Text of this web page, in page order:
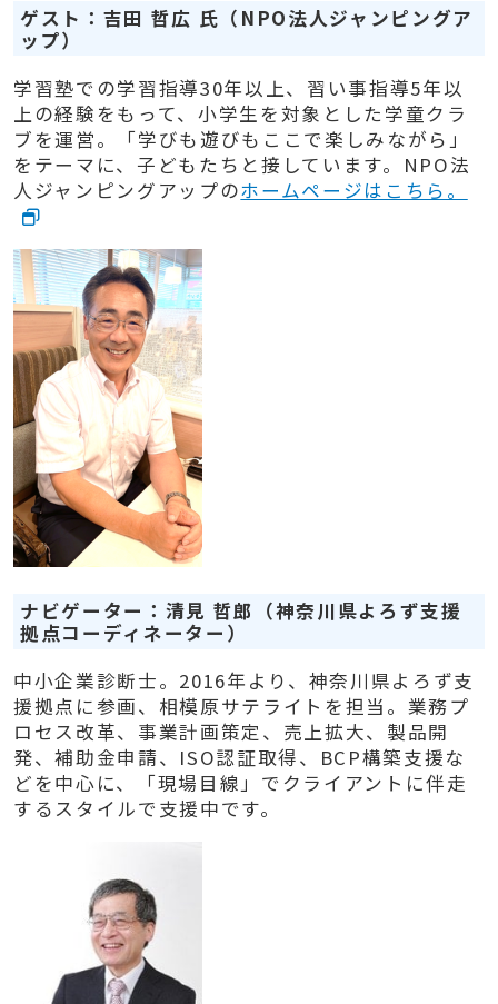
ゲスト：吉田 哲広 氏（NPO法人ジャンピングア
ップ）
学習塾での学習指導30年以上、習い事指導5年以
上の経験をもって、 小学生を対象とした学童クラ
ブを運営。「学びも遊びもここで楽しみながら」
をテーマに、子どもたちと接しています。 NPO法
人ジャンピングアップのホームページはこちら。
ナビゲーター：清見 哲郎（神奈川県よろず支援
拠点コーディネーター）
中小企業診断士。2016年より、神奈川県よろず支
援拠点に参画、相模原サテライトを担当。業務プ
ロセス改革、事業計画策定、売上拡大、製品開
発、補助金申請、ISO認証取得、BCP構築支援な
どを中心に、「現場目線」でクライアントに伴走
するスタイルで支援中です。